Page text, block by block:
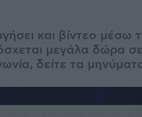
και βίντεο μέσω
μεγάλα δώρα
δείτε τα